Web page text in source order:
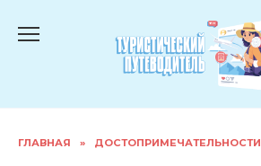
ГЛАВНАЯ » ДОСТОПРИМЕЧАТЕЛЬНОСТИ